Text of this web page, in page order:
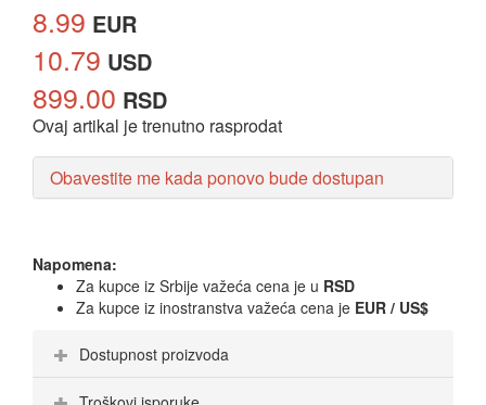
8.99 EUR
10.79 USD
899.00 RSD
Ovaj artikal je trenutno rasprodat
Obavestite me kada ponovo bude dostupan
Napomena:
Za kupce iz Srbije važeća cena je u RSD
Za kupce iz inostranstva važeća cena je EUR / US$
Dostupnost proizvoda